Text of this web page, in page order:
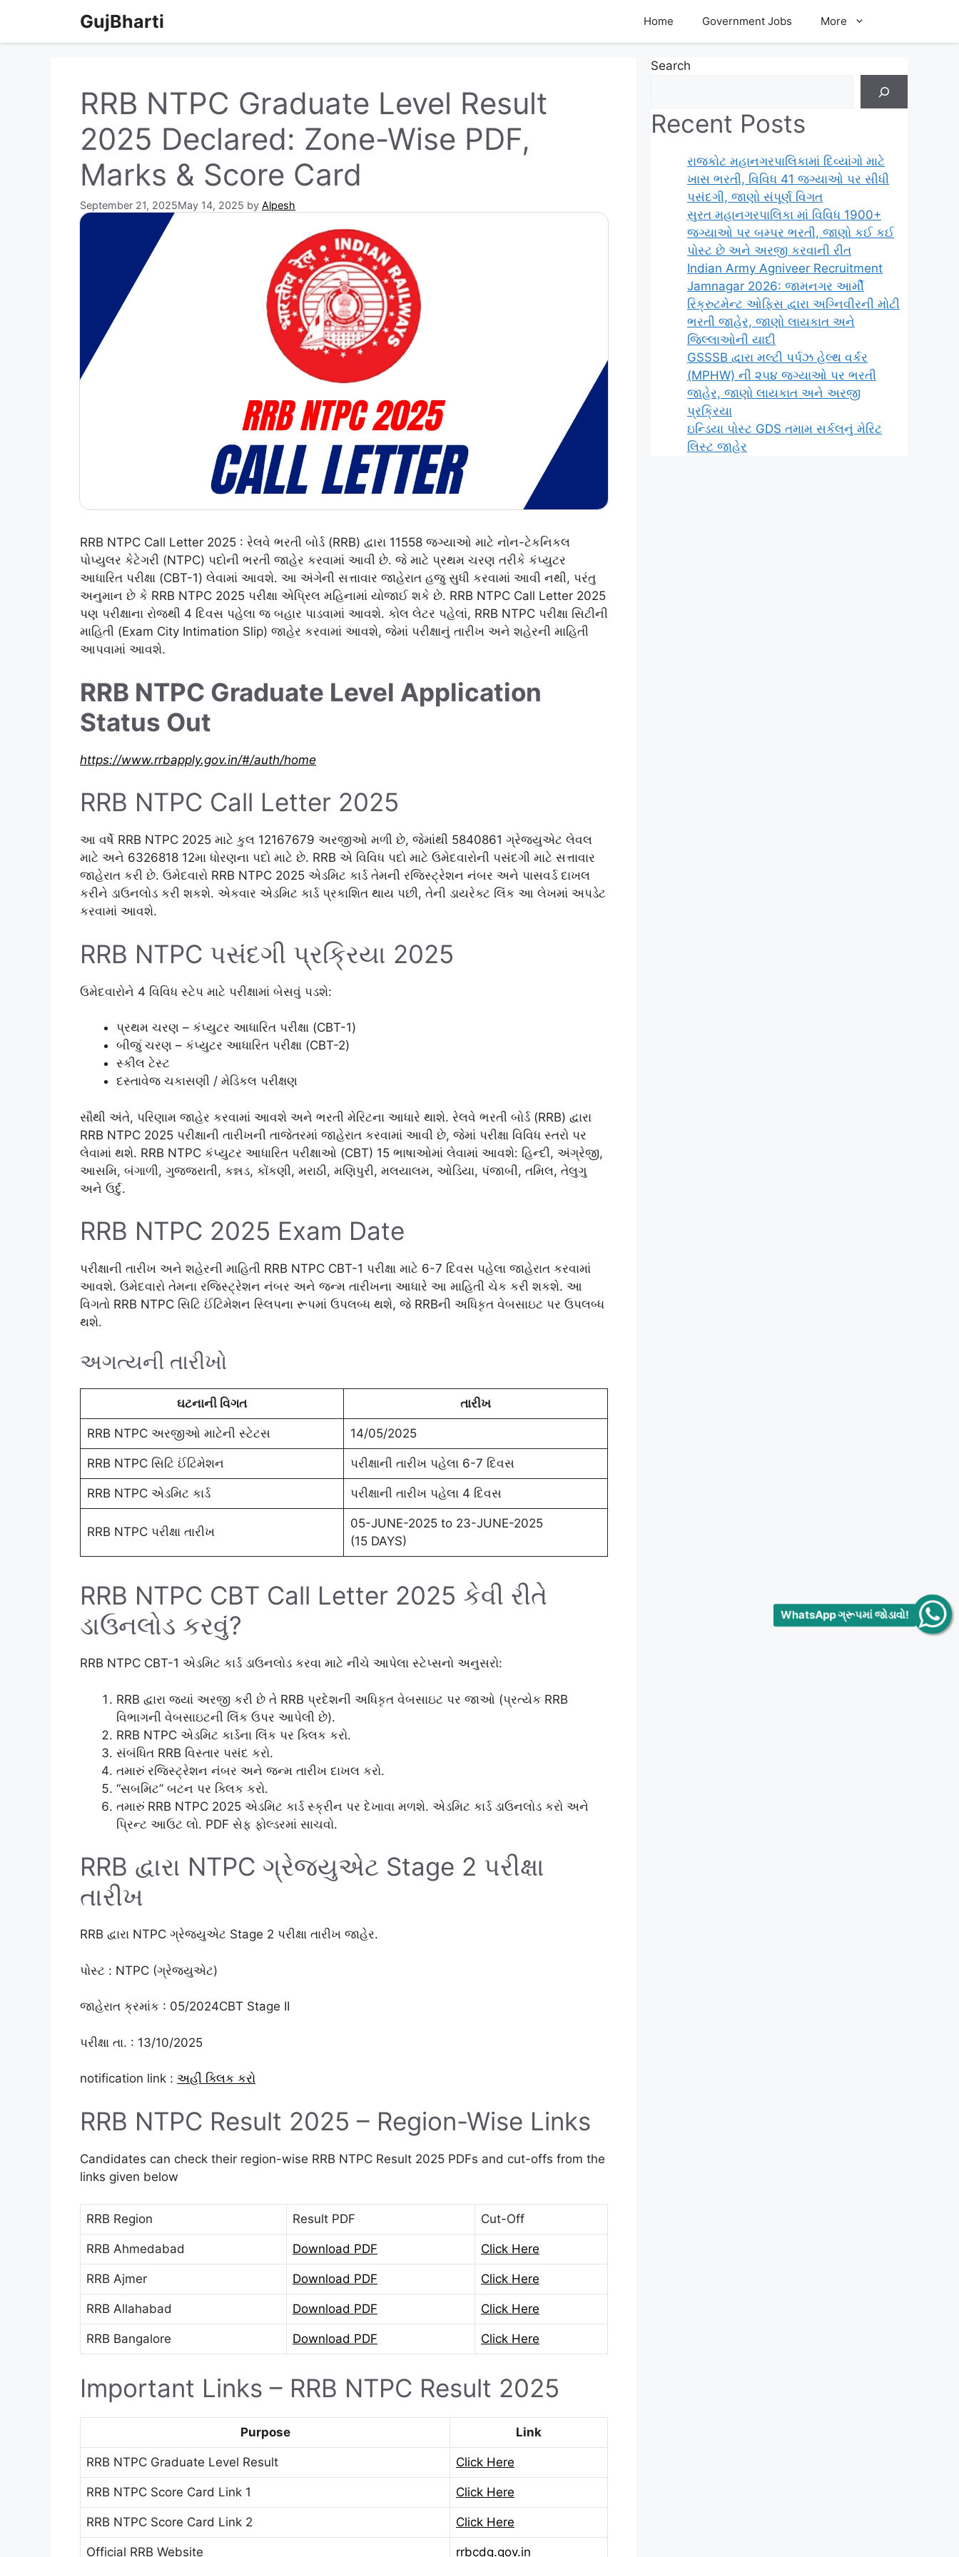
content
GujBharti Home Government Jobs More
RRB NTPC Graduate Level Result
2025 Declared: Zone-Wise PDF,
Marks & Score Card
September 21, 2025May 14, 2025 by Alpesh
RRB NTPC Call Letter 2025 : રેલવે ભરતી બોર્ડ (RRB) દ્વારા 11558 જગ્યાઓ માટે નોન-ટેકનિકલ
પોપ્યુલર કેટેગરી (NTPC) પદોની ભરતી જાહેર કરવામાં આવી છે. જે માટે પ્રથમ ચરણ તરીકે કંપ્યુટર
આધારિત પરીક્ષા (CBT-1) લેવામાં આવશે. આ અંગેની સત્તાવાર જાહેરાત હજુ સુધી કરવામાં આવી નથી, પરંતુ
અનુમાન છે કે RRB NTPC 2025 પરીક્ષા એપ્રિલ મહિનામાં યોજાઈ શકે છે. RRB NTPC Call Letter 2025
પણ પરીક્ષાના રોજથી 4 દિવસ પહેલા જ બહાર પાડવામાં આવશે. કોલ લેટર પહેલાં, RRB NTPC પરીક્ષા સિટીની
માહિતી (Exam City Intimation Slip) જાહેર કરવામાં આવશે, જેમાં પરીક્ષાનું તારીખ અને શહેરની માહિતી
આપવામાં આવશે.
RRB NTPC Graduate Level Application
Status Out
https://www.rrbapply.gov.in/#/auth/home
RRB NTPC Call Letter 2025
આ વર્ષે RRB NTPC 2025 માટે કુલ 12167679 અરજીઓ મળી છે, જેમાંથી 5840861 ગ્રેજ્યુએટ લેવલ
માટે અને 6326818 12મા ધોરણના પદો માટે છે. RRB એ વિવિધ પદો માટે ઉમેદવારોની પસંદગી માટે સત્તાવાર
જાહેરાત કરી છે. ઉમેદવારો RRB NTPC 2025 એડમિટ કાર્ડ તેમની રજિસ્ટ્રેશન નંબર અને પાસવર્ડ દાખલ
કરીને ડાઉનલોડ કરી શકશે. એકવાર એડમિટ કાર્ડ પ્રકાશિત થાય પછી, તેની ડાયરેક્ટ લિંક આ લેખમાં અપડેટ
કરવામાં આવશે.
RRB NTPC પસંદગી પ્રક્રિયા 2025
ઉમેદવારોને 4 વિવિધ સ્ટેપ માટે પરીક્ષામાં બેસવું પડશે:
પ્રથમ ચરણ – કંપ્યુટર આધારિત પરીક્ષા (CBT-1)
બીજું ચરણ – કંપ્યુટર આધારિત પરીક્ષા (CBT-2)
સ્કીલ ટેસ્ટ
દસ્તાવેજ ચકાસણી / મેડિકલ પરીક્ષણ
સૌથી અંતે, પરિણામ જાહેર કરવામાં આવશે અને ભરતી મેરિટના આધારે થાશે. રેલવે ભરતી બોર્ડ (RRB) દ્વારા
RRB NTPC 2025 પરીક્ષાની તારીખની તાજેતરમાં જાહેરાત કરવામાં આવી છે, જેમાં પરીક્ષા વિવિધ સ્તરો પર
લેવામાં થશે. RRB NTPC કંપ્યુટર આધારિત પરીક્ષાઓ (CBT) 15 ભાષાઓમાં લેવામાં આવશે: હિન્દી, અંગ્રેજી,
આસમિ, બંગાળી, ગુજ્જરાતી, કન્નડ, કોંકણી, મરાઠી, મણિપુરી, મલયાલમ, ઓડિયા, પંજાબી, તમિલ, તેલુગુ
અને ઉર્દુ.
RRB NTPC 2025 Exam Date
પરીક્ષાની તારીખ અને શહેરની માહિતી RRB NTPC CBT-1 પરીક્ષા માટે 6-7 દિવસ પહેલા જાહેરાત કરવામાં
આવશે. ઉમેદવારો તેમના રજિસ્ટ્રેશન નંબર અને જન્મ તારીખના આધારે આ માહિતી ચેક કરી શકશે. આ
વિગતો RRB NTPC સિટિ ઈંટિમેશન સ્લિપના રૂપમાં ઉપલબ્ધ થશે, જે RRBની અધિકૃત વેબસાઇટ પર ઉપલબ્ધ
થશે.
અગત્યની તારીખો
ઘટનાની વિગત તારીખ
RRB NTPC અરજીઓ માટેની સ્ટેટસ 14/05/2025
RRB NTPC સિટિ ઈંટિમેશન પરીક્ષાની તારીખ પહેલા 6-7 દિવસ
RRB NTPC એડમિટ કાર્ડ પરીક્ષાની તારીખ પહેલા 4 દિવસ
RRB NTPC પરીક્ષા તારીખ
05-JUNE-2025 to 23-JUNE-2025
(15 DAYS)
RRB NTPC CBT Call Letter 2025 કેવી રીતે
ડાઉનલોડ કરવું?
RRB NTPC CBT-1 એડમિટ કાર્ડ ડાઉનલોડ કરવા માટે નીચે આપેલા સ્ટેપ્સનો અનુસરો:
RRB દ્વારા જ્યાં અરજી કરી છે તે RRB પ્રદેશની અધિકૃત વેબસાઇટ પર જાઓ (પ્રત્યેક RRB
વિભાગની વેબસાઇટની લિંક ઉપર આપેલી છે).
RRB NTPC એડમિટ કાર્ડના લિંક પર ક્લિક કરો.
સંબંધિત RRB વિસ્તાર પસંદ કરો.
તમારું રજિસ્ટ્રેશન નંબર અને જન્મ તારીખ દાખલ કરો.
“સબમિટ” બટન પર ક્લિક કરો.
તમારું RRB NTPC 2025 એડમિટ કાર્ડ સ્ક્રીન પર દેખાવા મળશે. એડમિટ કાર્ડ ડાઉનલોડ કરો અને
પ્રિન્ટ આઉટ લો. PDF સેફ ફોલ્ડરમાં સાચવો.
RRB દ્વારા NTPC ગ્રેજ્યુએટ Stage 2 પરીક્ષા
તારીખ
RRB દ્વારા NTPC ગ્રેજ્યુએટ Stage 2 પરીક્ષા તારીખ જાહેર.
પોસ્ટ : NTPC (ગ્રેજ્યુએટ)
જાહેરાત ક્રમાંક : 05/2024CBT Stage II
પરીક્ષા તા. : 13/10/2025
notification link : અહીં ક્લિક કરો
RRB NTPC Result 2025 – Region-Wise Links
Candidates can check their region-wise RRB NTPC Result 2025 PDFs and cut-offs from the
links given below
RRB Region Result PDF Cut-Off
RRB Ahmedabad Download PDF Click Here
RRB Ajmer Download PDF Click Here
RRB Allahabad Download PDF Click Here
RRB Bangalore Download PDF Click Here
Important Links – RRB NTPC Result 2025
Purpose Link
RRB NTPC Graduate Level Result Click Here
RRB NTPC Score Card Link 1 Click Here
RRB NTPC Score Card Link 2 Click Here
Official RRB Website rrbcdg.gov.in
Search
Recent Posts
રાજકોટ મહાનગરપાલિકામાં દિવ્યાંગો માટે
ખાસ ભરતી, વિવિધ 41 જગ્યાઓ પર સીધી
પસંદગી, જાણો સંપૂર્ણ વિગત
સુરત મહાનગરપાલિકા માં વિવિધ 1900+
જગ્યાઓ પર બમ્પર ભરતી, જાણો કઈ કઈ
પોસ્ટ છે અને અરજી કરવાની રીત
Indian Army Agniveer Recruitment
Jamnagar 2026: જામનગર આર્મી
રિક્રુટમેન્ટ ઓફિસ દ્વારા અગ્નિવીરની મોટી
ભરતી જાહેર, જાણો લાયકાત અને
જિલ્લાઓની યાદી
GSSSB દ્વારા મલ્ટી પર્પઝ હેલ્થ વર્કર
(MPHW) ની ૨૫૪ જગ્યાઓ પર ભરતી
જાહેર, જાણો લાયકાત અને અરજી
પ્રક્રિયા
ઇન્ડિયા પોસ્ટ GDS તમામ સર્કલનું મેરિટ
લિસ્ટ જાહેર
WhatsApp ગ્રૂપમાં જોડાવો!